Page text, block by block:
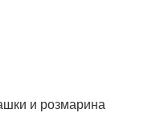
и розмарина